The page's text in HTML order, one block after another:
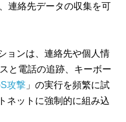
連絡先データの収集を可
ョンは、連絡先や個人情
と電話の追跡、キーボー
攻撃 」の実行を頻繁に試
ネットに強制的に組み込